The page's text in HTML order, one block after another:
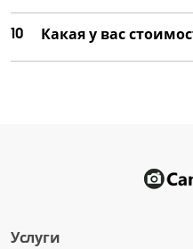
10 Какая у вас
Услуги